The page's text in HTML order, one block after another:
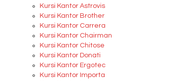
Kursi Kantor Astrovis
Kursi Kantor Brother
Kursi Kantor Carrera
Kursi Kantor Chairman
Kursi Kantor Chitose
Kursi Kantor Donati
Kursi Kantor Ergotec
Kursi Kantor Importa